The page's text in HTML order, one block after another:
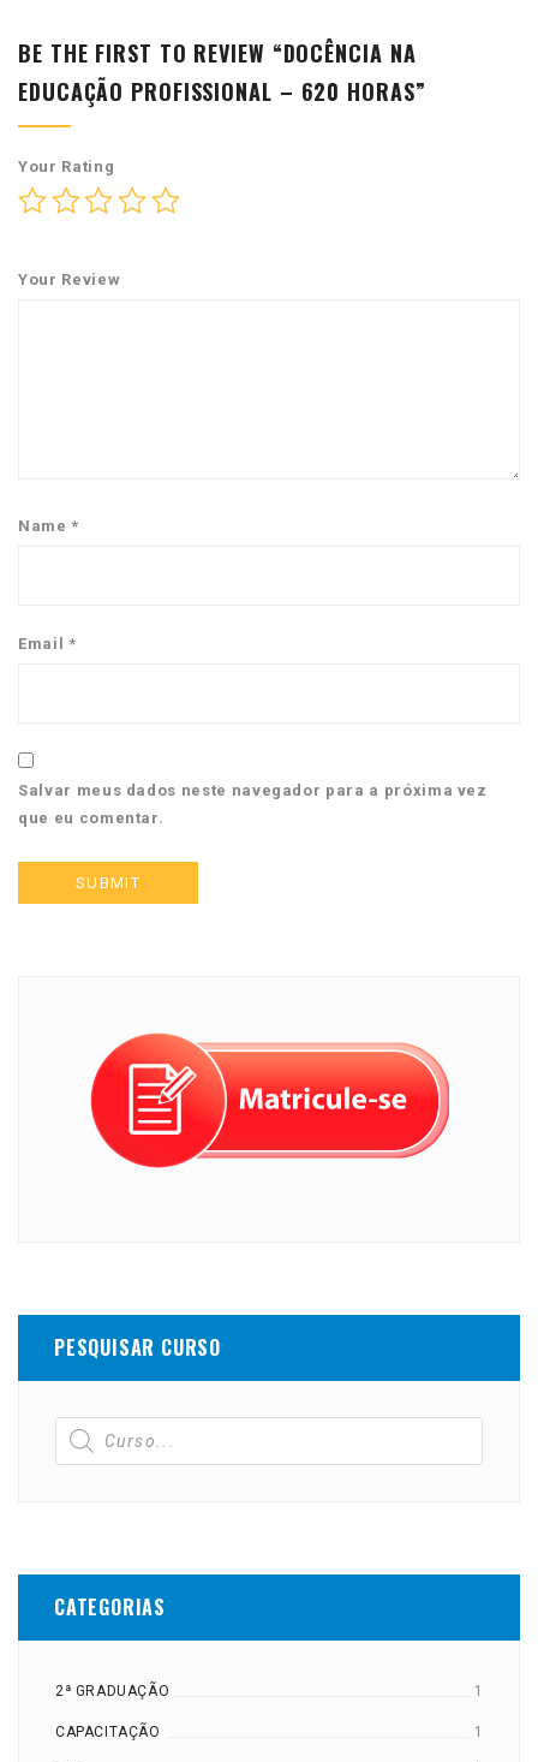
BE THE FIRST TO REVIEW “DOCÊNCIA NA
EDUCAÇÃO PROFISSIONAL – 620 HORAS”
Your Rating
Your Review
Name*
Email *
Salvar meus dados neste navegador para a próxima vez
que eu comentar.
PESQUISAR CURSO
CATEGORIAS
2ª GRADUAÇÃO 1
CAPACITAÇÃO 1